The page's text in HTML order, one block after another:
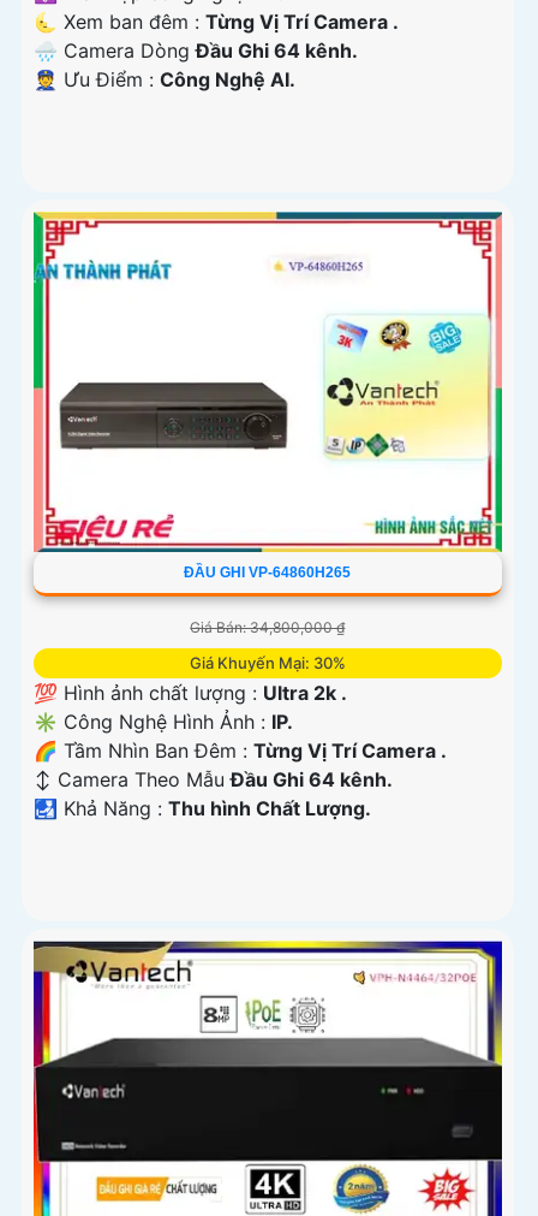
🌜 Xem ban đêm : Từng Vị Trí Camera .
🌧️ Camera DòngĐầu Ghi 64 kênh.
️👮 Ưu Điểm : Công Nghệ AI.
ĐẦU GHI VP-64860H265
Giá Bán: 34,800,000 ₫
Giá Khuyến Mại: 30%
💯 Hình ảnh chất lượng : Ultra 2k .
✳️ Công Nghệ Hình Ảnh : IP.
🌈 Tầm Nhìn Ban Đêm : Từng Vị Trí Camera .
↕️ Camera Theo MẫuĐầu Ghi 64 kênh.
️🛃 Khả Năng : Thu hình Chất Lượng.